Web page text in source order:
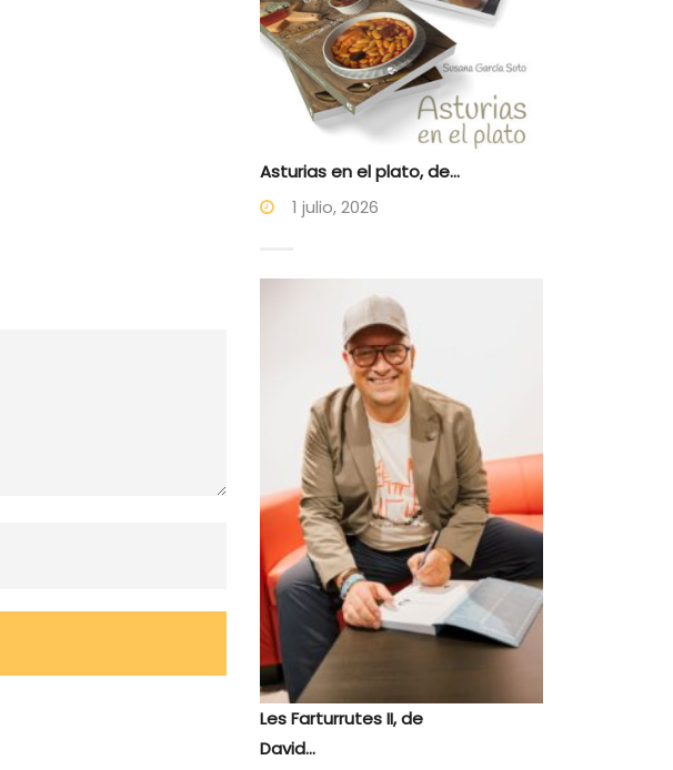
Asturias en el plato, de...
1 julio, 2026
Les Farturrutes II, de
David...